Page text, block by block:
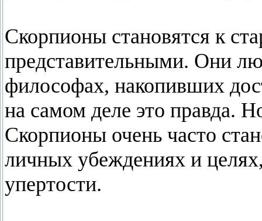
Скорпионы становятся к
представительными. Они
философах, накопивших
на самом деле это правда.
Скорпионы очень часто
личных убеждениях и
упертости.